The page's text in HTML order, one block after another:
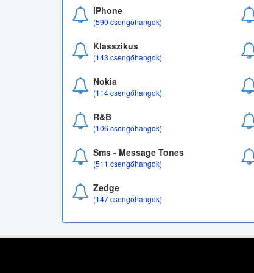
iPhone
(590 csengőhangok)
Klasszikus
(143 csengőhangok)
Nokia
(114 csengőhangok)
R&B
(106 csengőhangok)
Sms - Message Tones
(511 csengőhangok)
Zedge
(147 csengőhangok)